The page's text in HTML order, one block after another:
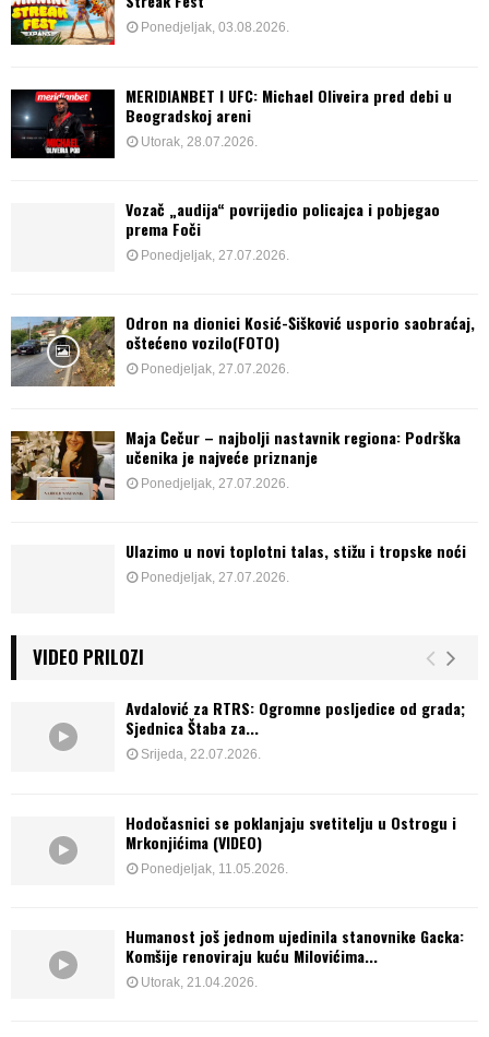
Ponedjeljak, 03.08.2026.
MERIDIANBET I UFC: Michael Oliveira pred debi u
Beogradskoj areni
Utorak, 28.07.2026.
Vozač „audija“ povrijedio policajca i pobjegao
prema Foči
Ponedjeljak, 27.07.2026.
Odron na dionici Kosić-Šišković usporio saobraćaj,
oštećeno vozilo(FOTO)
Ponedjeljak, 27.07.2026.
Maja Čečur – najbolji nastavnik regiona: Podrška
učenika je najveće priznanje
Ponedjeljak, 27.07.2026.
Ulazimo u novi toplotni talas, stižu i tropske noći
Ponedjeljak, 27.07.2026.
VIDEO PRILOZI
Avdalović za RTRS: Ogromne posljedice od grada;
Sjednica Štaba za...
Srijeda, 22.07.2026.
Hodočasnici se poklanjaju svetitelju u Ostrogu i
Mrkonjićima (VIDEO)
Ponedjeljak, 11.05.2026.
Humanost još jednom ujedinila stanovnike Gacka:
Komšije renoviraju kuću Milovićima...
Utorak, 21.04.2026.